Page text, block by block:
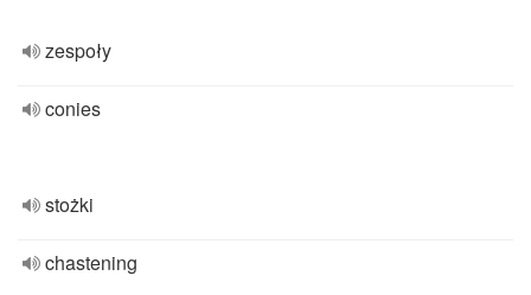
zespoły
conies
stożki
chastening